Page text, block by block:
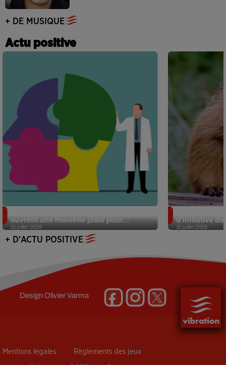
+ DE MUSIQUE
Actu positive
31 juillet 2026
ouvrent une nouvelle piste pour...
31 juillet 2026
d’initiative
+ D'ACTU POSITIVE
DesignOlivier Varma
Mentions légales Règlements des jeux